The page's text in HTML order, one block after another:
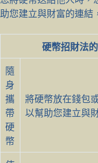
助您建立與財富的連結
硬幣招財法
隨
身
攜
帶
硬
幣
將硬幣放在錢包
以幫助您建立與